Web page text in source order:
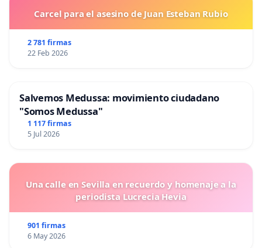
Carcel para el asesino de Juan Esteban Rubio
2 781 firmas
22 Feb 2026
Salvemos Medussa: movimiento ciudadano
"Somos Medussa"
1 117 firmas
5 Jul 2026
Una calle en Sevilla en recuerdo y homenaje a la
periodista Lucrecia Hevia
901 firmas
6 May 2026